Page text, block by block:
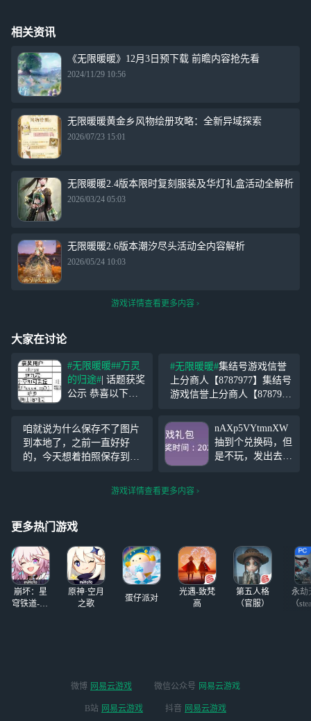
相关资讯
《无限暖暖》12月3日预下载 前瞻内容抢先看
2024/11/29 10:56
无限暖暖黄金乡风物绘册攻略：全新异域探索
2026/07/23 15:01
无限暖暖2.4版本限时复刻服装及华灯礼盒活动全解析
2026/03/24 05:03
无限暖暖2.6版本潮汐尽头活动全内容解析
2026/05/24 10:03
游戏详情查看更多内容
大家在讨论
#无限暖暖##万灵
的归途# | 话题获奖
公示 恭喜以下幸
途#
活动中，获得
云云送上的特别奖
励！ 云云将会通
过私信发奖，敬请
收私信，请在评论
限暖暖#
#无限暖暖#集结号游戏信誉
上分商人【8787977】集结号
游戏信誉上分商人【878797
【8787977】集结号游戏信誉
上分商人【8787977】集结号
游戏信誉上分商人【87
咱就说为什么保存不了图片
到本地了，之前一直好好
的，今天想着拍照保存到本
nAXp5VYtmnXW
抽到个兑换码，但
是不玩，发出去给
游戏详情查看更多内容
更多热门游戏
崩坏：星
穹铁道-4.4
原神·空月
之歌
蛋仔派对
光遇-致梵
高
第五人格
（官服）
永劫
（
微博 网易云游戏 微信公众号 网易云游戏
B站 网易云游戏 抖音 网易云游戏